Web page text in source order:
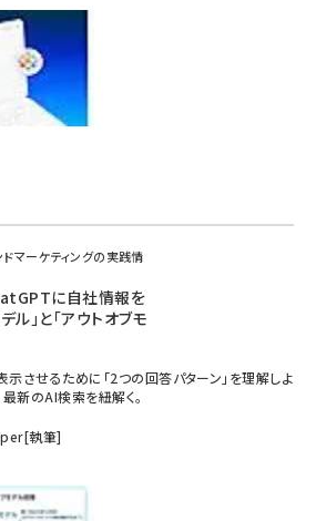
マーケティングの実践情
に自社情報を
ル」と「アウトオブモ
させるために「2つの回答パターン」を理解しよ
最新のAI検索を紐解く。
[執筆]